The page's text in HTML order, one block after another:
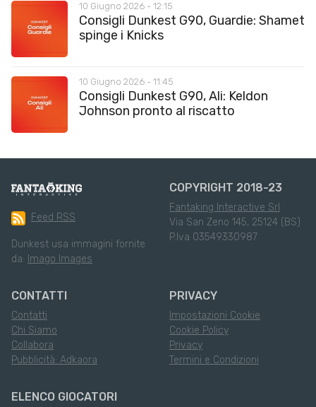
10 Giugno 2026 - 12:15
Consigli Dunkest G90, Guardie: Shamet
spinge i Knicks
10 Giugno 2026 - 11:45
Consigli Dunkest G90, Ali: Keldon
Johnson pronto al riscatto
Feed RSS
Dunkest usa immagini fornite
da: Imago Images
COPYRIGHT 2018-23
Fantaking Interactive Srl
Via San Zeno 145, 25124 (BS)
P.Iva 03549330987
CONTATTI
Contatti
Chi Siamo
Collabora
Pubblicità: Adkaora
PRIVACY
Impostazioni Cookie
Cookie Policy
Privacy
Termini e Condizioni
ELENCO GIOCATORI